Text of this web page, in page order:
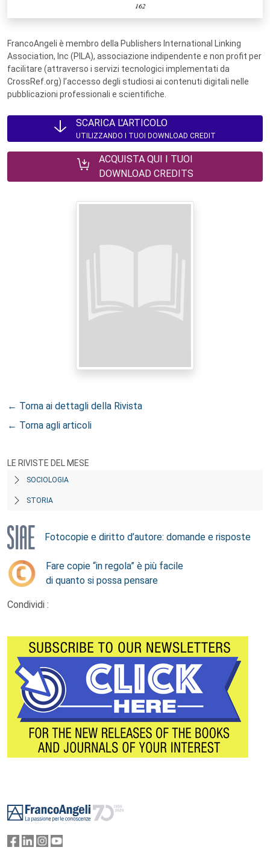
FrancoAngeli è membro della Publishers International Linking
Association, Inc (PILA), associazione indipendente e non profit per
facilitare (attraverso i servizi tecnologici implementati da
CrossRef.org) l’accesso degli studiosi ai contenuti digitali nelle
pubblicazioni professionali e scientifiche.
SCARICA L'ARTICOLO
UTILIZZANDO I TUOI DOWNLOAD CREDIT
ACQUISTA QUI I TUOI
DOWNLOAD CREDITS
← Torna ai dettagli della Rivista
← Torna agli articoli
LE RIVISTE DEL MESE
SOCIOLOGIA
STORIA
Fotocopie e diritto d’autore: domande e risposte
Fare copie “in regola” è più facile
di quanto si possa pensare
Condividi :